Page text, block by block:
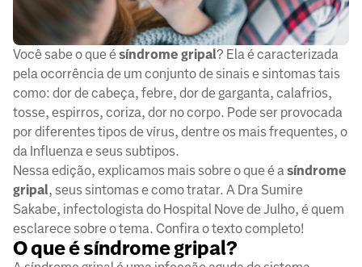
Você sabe o que ésíndrome gripal? Ela é caracterizada
pela ocorrência de um conjunto de sinais e sintomas tais
como: dor de cabeça, febre, dor de garganta, calafrios,
tosse, espirros, coriza, dor no corpo. Pode ser provocada
por diferentes tipos de vírus, dentre os mais frequentes, o
da Influenza e seus subtipos.
Nessa edição, explicamos mais sobre o que é a síndrome
gripal, seus sintomas e como tratar. A Dra Sumire
Sakabe, infectologista do Hospital Nove de Julho, é quem
esclarece sobre o tema. Confira o texto completo!
O que é síndrome gripal?